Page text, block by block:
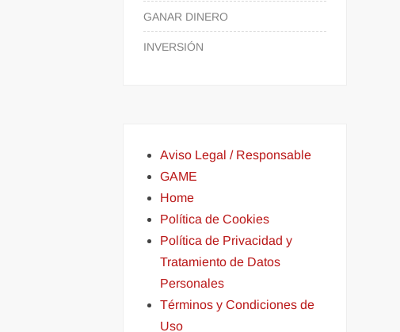
GANAR DINERO
INVERSIÓN
Aviso Legal / Responsable
GAME
Home
Política de Cookies
Política de Privacidad y
Tratamiento de Datos
Personales
Términos y Condiciones de
Uso